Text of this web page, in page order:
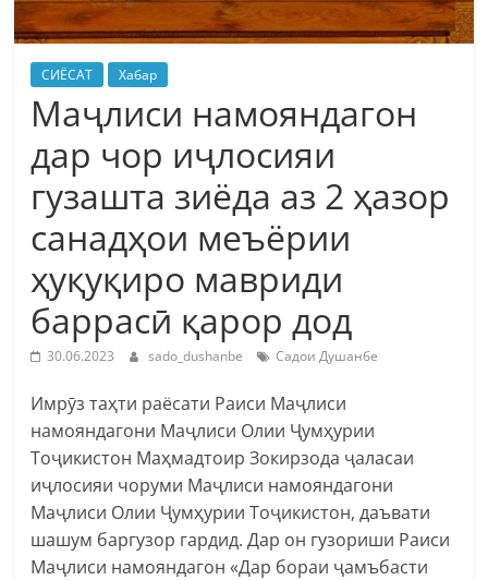
СИЁСАТ Хабар
Маҷлиси намояндагон
дар чор иҷлосияи
гузашта зиёда аз 2 ҳазор
санадҳои меъёрии
ҳуқуқиро мавриди
баррасӣ қарор дод
30.06.2023 sado_dushanbe Садои Душанбе
Имрӯз таҳти раёсати Раиси Маҷлиси
намояндагони Маҷлиси Олии Ҷумҳурии
Тоҷикистон Маҳмадтоир Зокирзода ҷаласаи
иҷлосияи чоруми Маҷлиси намояндагони
Маҷлиси Олии Ҷумҳурии Тоҷикистон, даъвати
шашум баргузор гардид. Дар он гузориши Раиси
Маҷлиси намояндагон «Дар бораи ҷамъбасти